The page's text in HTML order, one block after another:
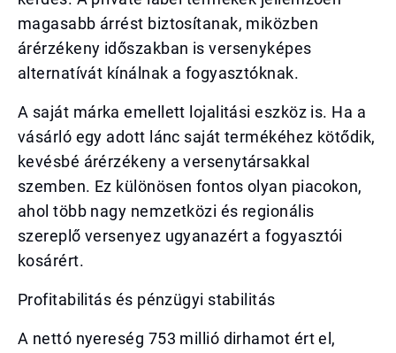
magasabb árrést biztosítanak, miközben
árérzékeny időszakban is versenyképes
alternatívát kínálnak a fogyasztóknak.
A saját márka emellett lojalitási eszköz is. Ha a
vásárló egy adott lánc saját termékéhez kötődik,
kevésbé árérzékeny a versenytársakkal
szemben. Ez különösen fontos olyan piacokon,
ahol több nagy nemzetközi és regionális
szereplő versenyez ugyanazért a fogyasztói
kosárért.
Profitabilitás és pénzügyi stabilitás
A nettó nyereség 753 millió dirhamot ért el,